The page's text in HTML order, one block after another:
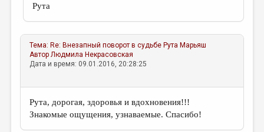
Рута
Тема: Re: Внезапный поворот в судьбе Рута Марьяш
АвторЛюдмила Некрасовская
Дата и время: 09.01.2016, 20:28:25
Рута, дорогая, здоровья и вдохновения!!!
Знакомые ощущения, узнаваемые. Спасибо!